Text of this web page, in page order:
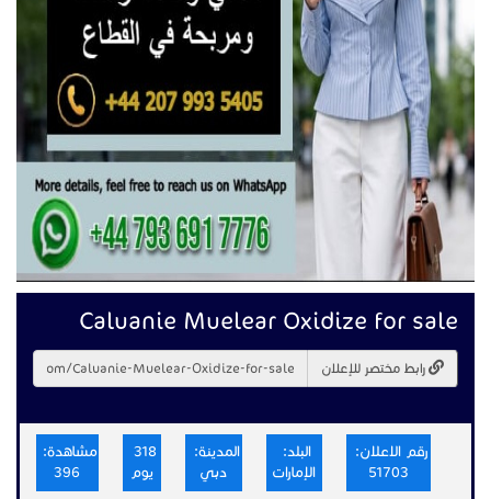
Caluanie Muelear Oxidize for sale
رابط مختصر للإعلان
رقم الاعلان:
51703
البلد:
الإمارات
المدينة:
دبي
يوم
مشاهدة:
396